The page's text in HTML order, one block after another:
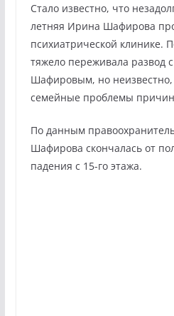
Стало известно, что
летняя Ирина Шафирова
психиатрической клинике.
тяжело переживала развод
Шафировым, но
семейные проблемы
По данным
Шафирова скончалась от
падения с 15-го этажа.